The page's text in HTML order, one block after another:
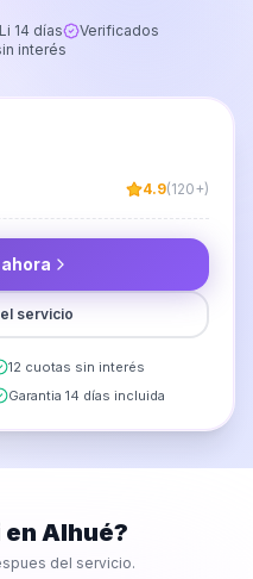
14 días
Verificados
interés
4.9(120+)
servicio
12 cuotas sin interés
Garantia 14 días incluida
en Alhué?
del servicio.